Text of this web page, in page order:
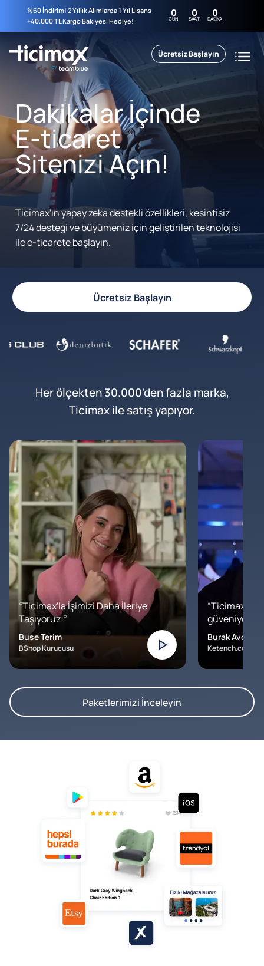
%60 İndirim! 2 Yıllık Alımlarda 1 Yıl Lisans
+40.000 TL Kargo Bakiyesi Hediye!
0
GÜN 0
SAAT 0
DAKIKA
Ücretsiz Başlayın
Dakikalar İçinde
E-ticaret
Sitenizi Açın!
Ticimax'ın yapay zeka destekli özellikleri, kesintisiz
7/24 desteği ve büyümeniz için geliştirilen teknolojisi
ile e-ticarete başlayın.
Ücretsiz Başlayın
Her ölçekten 30.000'den fazla marka,
Ticimax ile satış yapıyor.
“Ticimax'la İşimizi Daha İleriye
Taşıyoruz!”
Buse Terim
BShop Kurucusu
“Ticimax'a
Burak Avcılar
Ketench.com –
Paketlerimizi İnceleyin